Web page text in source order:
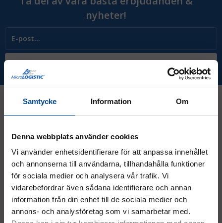
Samtycke Information Om
Denna webbplats använder cookies
Vi använder enhetsidentifierare för att anpassa innehållet
och annonserna till användarna, tillhandahålla funktioner
för sociala medier och analysera vår trafik. Vi
vidarebefordrar även sådana identifierare och annan
information från din enhet till de sociala medier och
annons- och analysföretag som vi samarbetar med.
nyheter!
08 - 544 401 50
info@micrologistic.com
order@micrologistic.com
support@micrologistic.com